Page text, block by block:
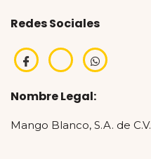
Redes Sociales
Nombre Legal:
Mango Blanco, S.A. de C.V.